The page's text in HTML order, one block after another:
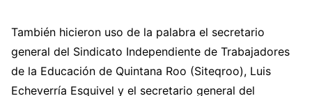
También hicieron uso de la palabra el secretario
general del Sindicato Independiente de Trabajadores
de la Educación de Quintana Roo (Siteqroo), Luis
Echeverría Esquivel y el secretario general del